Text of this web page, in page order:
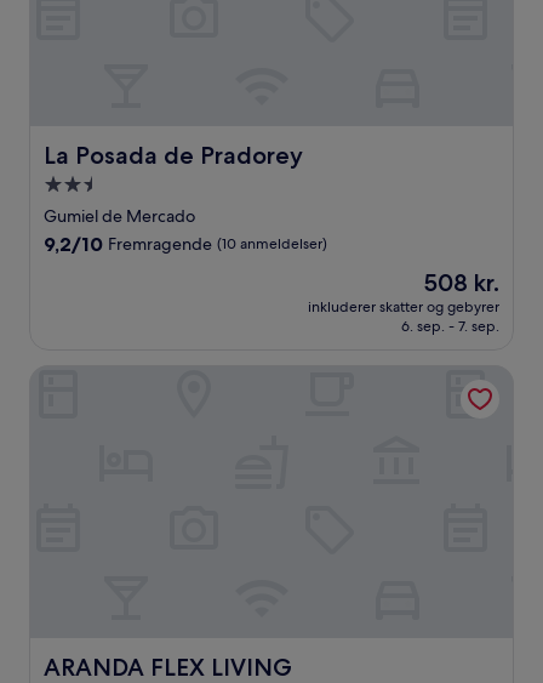
La Posada de Pradorey
La Posada de Pradorey
2.5-
stjernet
overnatningssted
Gumiel de Mercado
9.2
anmeldelser)
9,2/10 Fremragende (10 anmeldelser)
Prisen
er
508 kr.
508 kr.
inkluderer skatter og gebyrer
6. sep. - 7. sep.
ARANDA FLEX LIVING
ARANDA FLEX LIVING